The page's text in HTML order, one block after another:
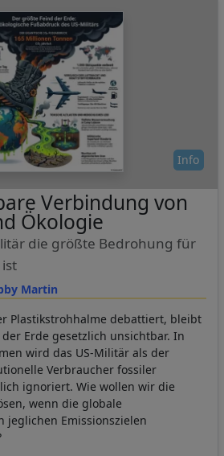
Info
Martin
Verbindung von
Ökologie
die größte Bedrohung für
Plastikstrohhalme debattiert, bleibt
Erde gesetzlich unsichtbar. In
wird das US-Militär als der
Verbraucher fossiler
ignoriert. Wie wollen wir die
wenn die globale
jeglichen Emissionszielen